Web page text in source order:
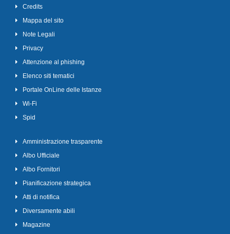
Credits
Mappa del sito
Note Legali
Privacy
Attenzione al phishing
Elenco siti tematici
Portale OnLine delle Istanze
Wi-Fi
Spid
Amministrazione trasparente
Albo Ufficiale
Albo Fornitori
Pianificazione strategica
Atti di notifica
Diversamente abili
Magazine